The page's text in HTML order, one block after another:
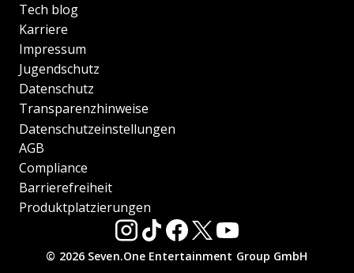
Tech blog
Karriere
Impressum
Jugendschutz
Datenschutz
Transparenzhinweise
Datenschutzeinstellungen
AGB
Compliance
Barrierefreiheit
Produktplatzierungen
© 2026 Seven.One Entertainment Group GmbH